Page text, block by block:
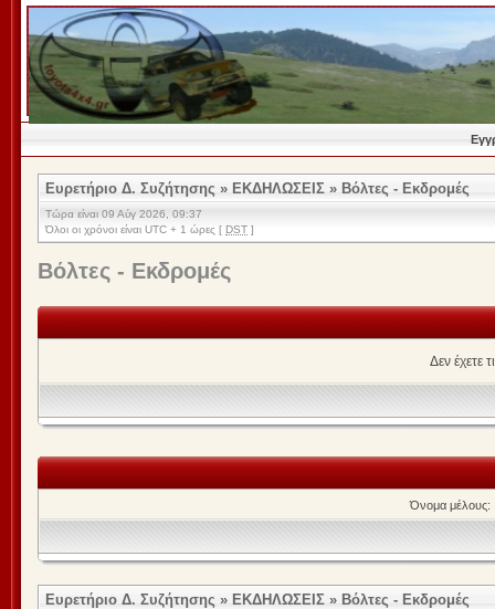
Ευρετήριο Δ. Συζήτησης » ΕΚΔΗΛΩΣΕΙΣ » Βόλτες - Εκδρομές
Τώρα είναι 09 Αύγ 2026, 09:37
Όλοι οι χρόνοι είναι UTC + 1 ώρες [ DST ]
Βόλτες - Εκδρομές
Δεν έχετε
Όνομα μέλους:
Ευρετήριο Δ. Συζήτησης » ΕΚΔΗΛΩΣΕΙΣ » Βόλτες - Εκδρομές